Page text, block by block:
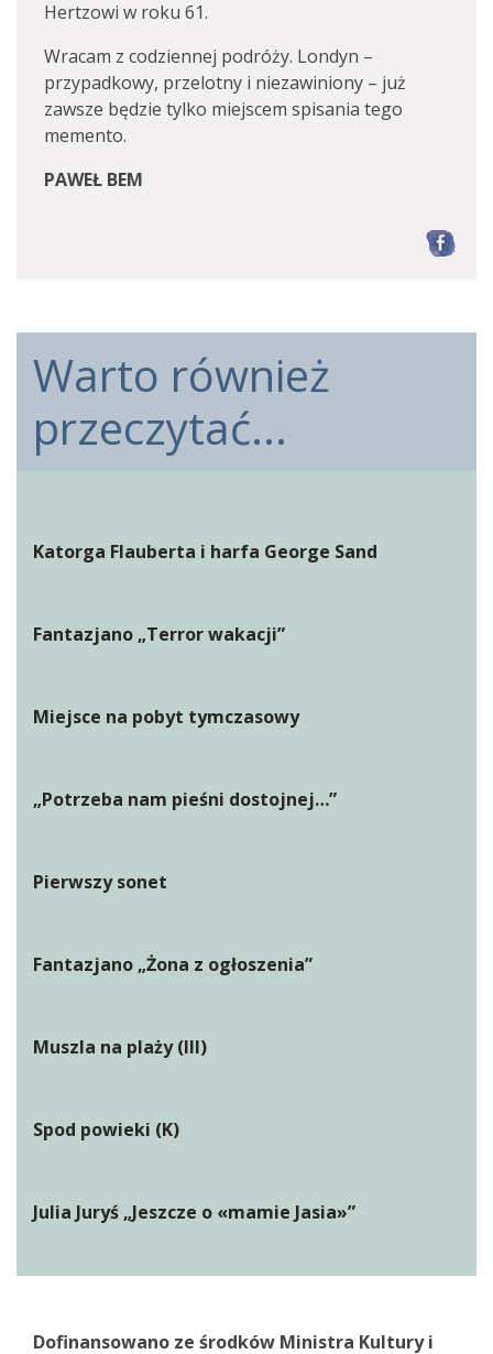
Hertzowi w roku 61.
Wracam z codziennej podróży. Londyn –
przypadkowy, przelotny i niezawiniony – już
zawsze będzie tylko miejscem spisania tego
memento.
PAWEŁ BEM
Warto również
przeczytać...
Katorga Flauberta i harfa George Sand
Fantazjano „Terror wakacji”
Miejsce na pobyt tymczasowy
„Potrzeba nam pieśni dostojnej…”
Pierwszy sonet
Fantazjano „Żona z ogłoszenia”
Muszla na plaży (III)
Spod powieki (K)
Julia Juryś „Jeszcze o «mamie Jasia»”
Dofinansowano ze środków Ministra Kultury i